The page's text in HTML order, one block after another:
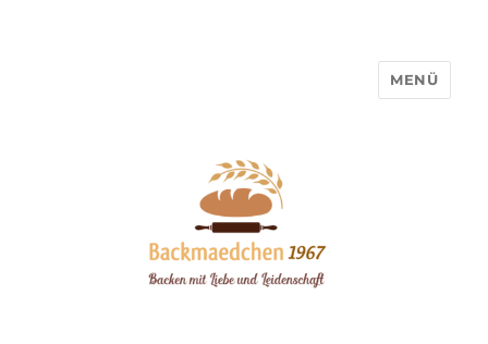
MENÜ